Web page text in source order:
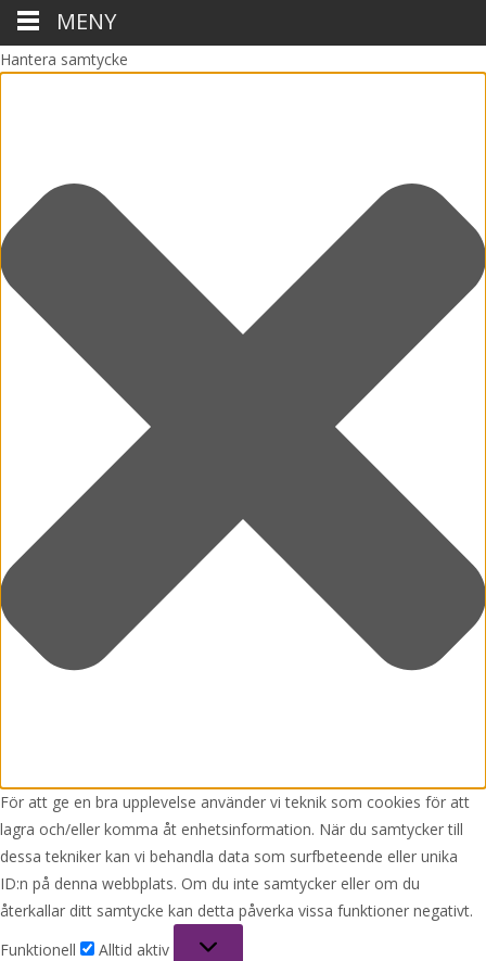
Hantera samtycke
För att ge en bra upplevelse använder vi teknik som cookies för att
lagra och/eller komma åt enhetsinformation. När du samtycker till
dessa tekniker kan vi behandla data som surfbeteende eller unika
ID:n på denna webbplats. Om du inte samtycker eller om du
återkallar ditt samtycke kan detta påverka vissa funktioner negativt.
Funktionell
Alltid aktiv
MENY